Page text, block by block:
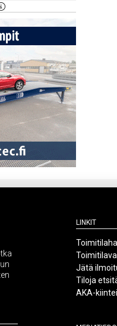
Linkit
Jätä
Tiloja
AKA-